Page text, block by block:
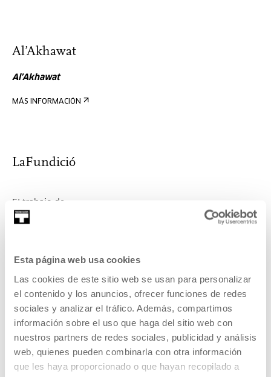
Esta página web usa cookies
Las cookies de este sitio web se usan para personalizar
el contenido y los anuncios, ofrecer funciones de redes
sociales y analizar el tráfico. Además, compartimos
información sobre el uso que haga del sitio web con
nuestros partners de redes sociales, publicidad y análisis
web, quienes pueden combinarla con otra información
que les haya proporcionado o que hayan recopilado a
Al’Akhawat
Al’Akhawat
MÁS INFORMACIÓN
LaFundició
El trabajo de
Fabra i Coats: Fàbrica de Creació
MÁS INFORMACIÓN